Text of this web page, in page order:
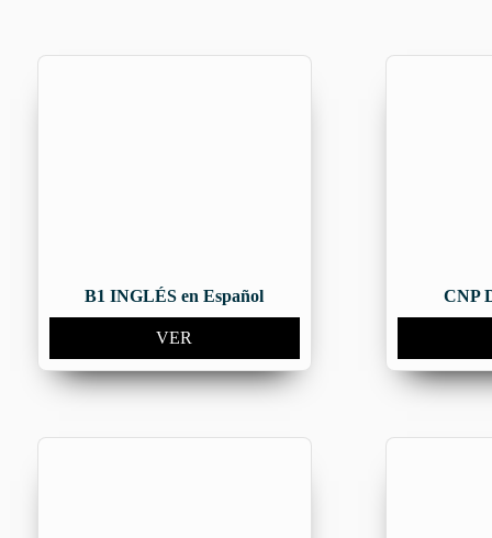
B1 INGLÉS en Español
VER
CNP